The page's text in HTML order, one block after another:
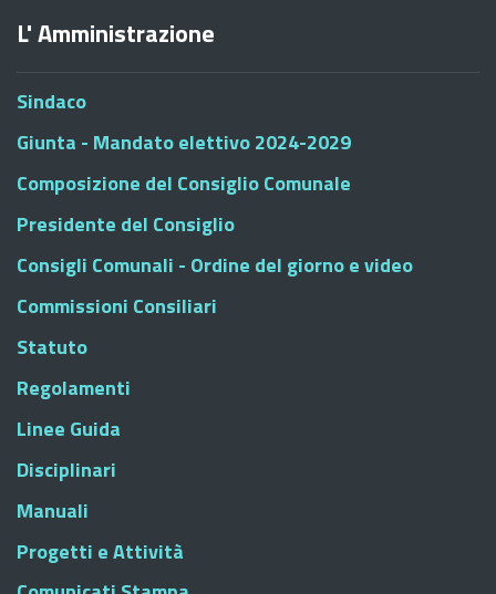
L' Amministrazione
Sindaco
Giunta - Mandato elettivo 2024-2029
Composizione del Consiglio Comunale
Presidente del Consiglio
Consigli Comunali - Ordine del giorno e video
Commissioni Consiliari
Statuto
Regolamenti
Linee Guida
Disciplinari
Manuali
Progetti e Attività